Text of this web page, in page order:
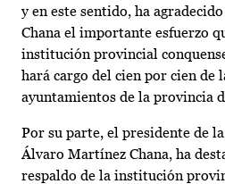
y en este sentido, ha
Chana el importante esfuerzo
institución provincial
hará cargo del cien por cien de
ayuntamientos de la provincia
Por su parte, el presidente de
Álvaro Martínez Chana, ha
respaldo de la institución